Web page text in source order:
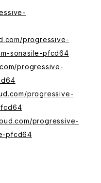
progressive-
sonasile-pfcd64
progressive-
progressive-
progressive-
pfcd64